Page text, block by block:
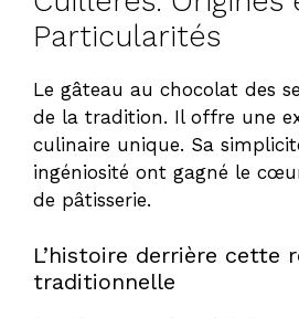
Particularités
Le gâteau au chocolat des
de la tradition. Il offre une
culinaire unique. Sa
ingéniosité ont gagné le
de pâtisserie.
L’histoire derrière cette
traditionnelle